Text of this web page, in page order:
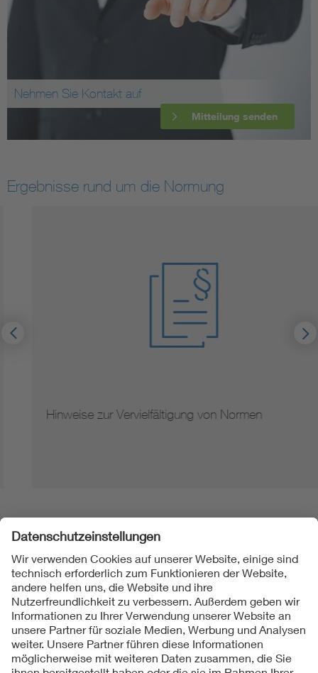
Nehmen Sie Kontakt auf
Mitteilung senden
Ergebnisse rund um die Normung
Hinweise zur Vervielfältigung von Normen
Folgen Sie uns